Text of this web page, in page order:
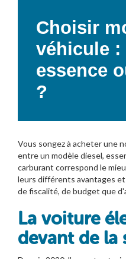
Choisir
véhicule :
essence
?
Vous songez à acheter une
entre un modèle diesel,
carburant correspond le
leurs différents avantages
de fiscalité, de budget que
La voiture
devant de la